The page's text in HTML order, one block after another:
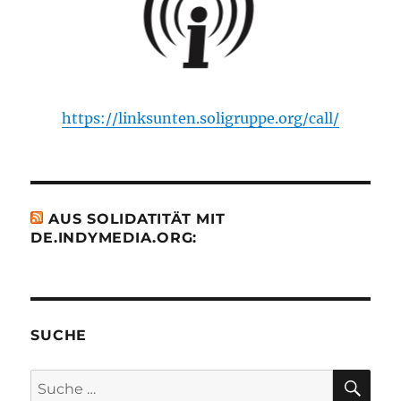
https://linksunten.soligruppe.org/call/
AUS SOLIDATITÄT MIT
DE.INDYMEDIA.ORG:
SUCHE
Suche